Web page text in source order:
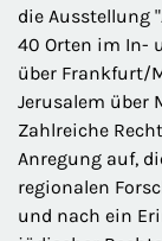
die Ausstellung
40 Orten im In-
über Frankfurt/
Jerusalem über
Zahlreiche
Anregung auf,
regionalen
und nach ein